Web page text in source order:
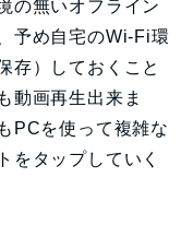
の無いオフライン
予め自宅のWi-Fi環
存）しておくこと
動画再生出来ま
PCを使って複雑な
をタップしていく